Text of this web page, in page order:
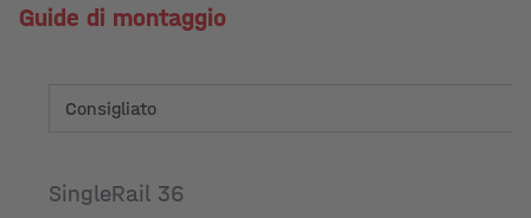
Guide di montaggio
SingleRail 36